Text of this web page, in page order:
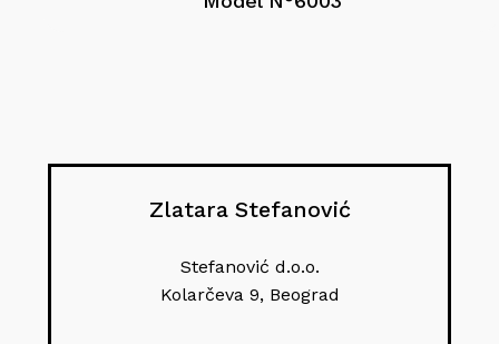
Zlatara Stefanović
Stefanović d.o.o.
Kolarčeva 9, Beograd